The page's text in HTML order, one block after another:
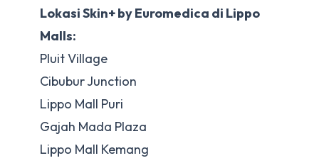
Lokasi Skin+ by Euromedica di Lippo
Malls:
Pluit Village
Cibubur Junction
Lippo Mall Puri
Gajah Mada Plaza
Lippo Mall Kemang